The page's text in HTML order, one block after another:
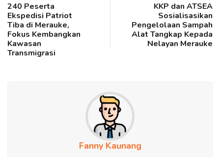
240 Peserta
Ekspedisi Patriot
Tiba di Merauke,
Fokus Kembangkan
Kawasan
Transmigrasi
KKP dan ATSEA
Sosialisasikan
Pengelolaan Sampah
Alat Tangkap Kepada
Nelayan Merauke
Fanny Kaunang